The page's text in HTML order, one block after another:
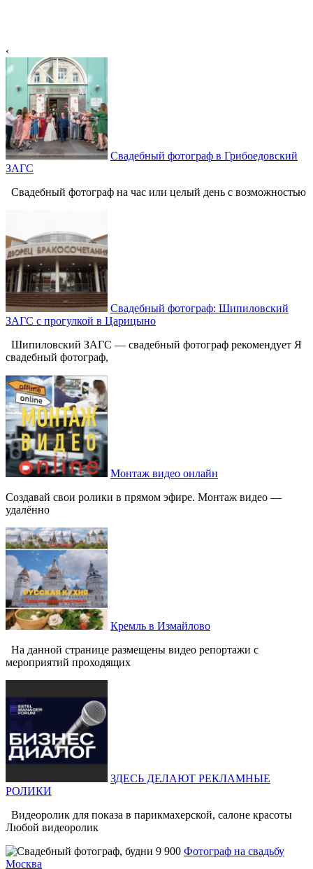
‹
Свадебный фотограф в Грибоедовский
ЗАГС
Свадебный фотограф на час или целый день с возможностью
Свадебный фотограф: Шипиловский
ЗАГС с прогулкой в Царицыно
Шипиловский ЗАГС — свадебный фотограф рекомендует Я
свадебный фотограф,
Монтаж видео онлайн
Создавай свои ролики в прямом эфире. Монтаж видео —
удалённо
Кремль в Измайлово
На данной странице размещены видео репортажи с
мероприятий проходящих
ЗДЕСЬ ДЕЛАЮТ РЕКЛАМНЫЕ
РОЛИКИ
Видеоролик для показа в парикмахерской, салоне красоты
Любой видеоролик
Фотограф на свадьбу
Москва